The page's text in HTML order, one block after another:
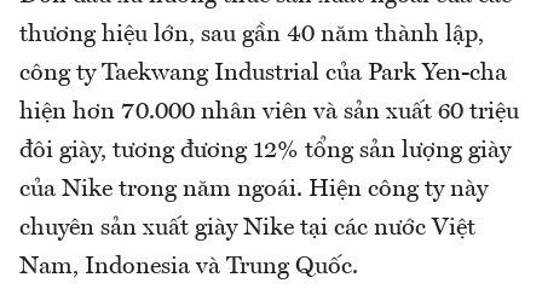
thương hiệu lớn, sau gần 40 năm thành lập,
công ty Taekwang Industrial của Park Yen-cha
hiện hơn 70.000 nhân viên và sản xuất 60 triệu
đôi giày, tương đương 12% tổng sản lượng giày
của Nike trong năm ngoái. Hiện công ty này
chuyên sản xuất giày Nike tại các nước Việt
Nam, Indonesia và Trung Quốc.